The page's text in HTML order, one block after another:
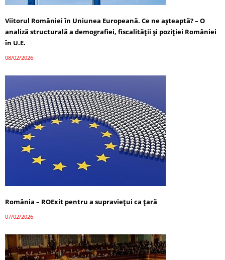
Viitorul României în Uniunea Europeană. Ce ne așteaptă? – O
analiză structurală a demografiei, fiscalității și poziției României
în U.E.
08/02/2026
România – ROExit pentru a supraviețui ca țară
07/02/2026